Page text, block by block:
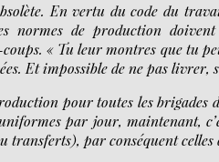
En vertu du code du
normes de production
« Tu leur montres que tu
Et impossible de ne pas
pour toutes les brigades
par jour, maintenant,
transferts), par conséquent